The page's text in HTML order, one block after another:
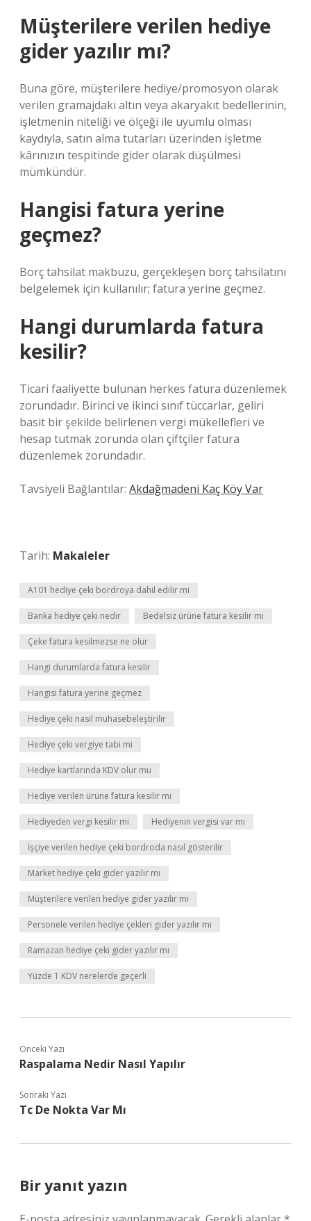
Müşterilere verilen hediye
gider yazılır mı?
Buna göre, müşterilere hediye/promosyon olarak
verilen gramajdaki altın veya akaryakıt bedellerinin,
işletmenin niteliği ve ölçeği ile uyumlu olması
kaydıyla, satın alma tutarları üzerinden işletme
kârınızın tespitinde gider olarak düşülmesi
mümkündür.
Hangisi fatura yerine
geçmez?
Borç tahsilat makbuzu, gerçekleşen borç tahsilatını
belgelemek için kullanılır; fatura yerine geçmez.
Hangi durumlarda fatura
kesilir?
Ticari faaliyette bulunan herkes fatura düzenlemek
zorundadır. Birinci ve ikinci sınıf tüccarlar, geliri
basit bir şekilde belirlenen vergi mükellefleri ve
hesap tutmak zorunda olan çiftçiler fatura
düzenlemek zorundadır.
Tavsiyeli Bağlantılar: Akdağmadeni Kaç Köy Var
Tarih: Makaleler
A101 hediye çeki bordroya dahil edilir mi
Banka hediye çeki nedir Bedelsiz ürüne fatura kesilir mi
Çeke fatura kesilmezse ne olur
Hangi durumlarda fatura kesilir
Hangisi fatura yerine geçmez
Hediye çeki nasıl muhasebeleştirilir
Hediye çeki vergiye tabi mi
Hediye kartlarında KDV olur mu
Hediye verilen ürüne fatura kesilir mi
Hediyeden vergi kesilir mi Hediyenin vergisi var mı
İşçiye verilen hediye çeki bordroda nasıl gösterilir
Market hediye çeki gider yazılır mı
Müşterilere verilen hediye gider yazılır mı
Personele verilen hediye çekleri gider yazılır mı
Ramazan hediye çeki gider yazılır mı
Yüzde 1 KDV nerelerde geçerli
Önceki Yazı
Raspalama Nedir Nasıl Yapılır
Sonraki Yazı
Tc De Nokta Var Mı
Bir yanıt yazın